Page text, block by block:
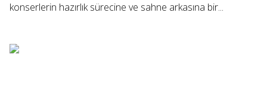
konserlerin hazırlık sürecine ve sahne arkasına bir...